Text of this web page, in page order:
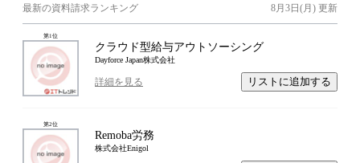
最新の資料請求ランキング 8月3日(月) 更新
第1位
クラウド型給与アウトソーシング
Dayforce Japan株式会社
詳細を見る リストに追加する
第2位
Remoba労務
株式会社Enigol